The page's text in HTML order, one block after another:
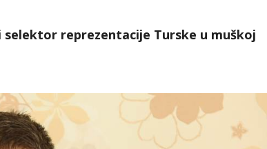
selektor reprezentacije Turske u muškoj